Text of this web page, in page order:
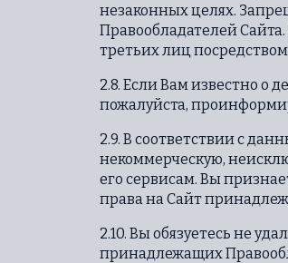
незаконных целях.
Правообладателей
третьих лиц
2.8. Если Вам известно о
пожалуйста,
2.9. В соответствии с
некоммерческую,
его сервисам. Вы
права на Сайт
2.10. Вы обязуетесь не
принадлежащих